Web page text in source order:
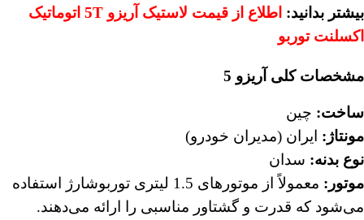
بیشتر بدانید: اطلاع از قیمت لاستیک آریزو 5T اتوماتیک
اکسلنت توربو
مشخصات کلی آریزو 5
ساخت: چین
مونتاژ : ایران (مدیران خودرو)
نوع بدنه: سدان
موتور :
معمولاً از موتورهای 1.5 لیتری توربوشارژ استفاده
می‌شود که قدرت و گشتاور مناسبی را ارائه می‌دهند.